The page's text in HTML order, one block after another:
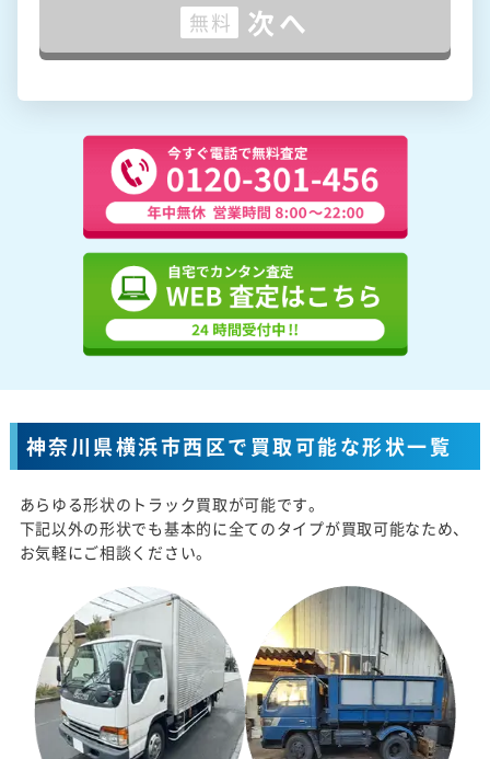
無料 次へ
神奈川県横浜市西区で買取可能な形状一覧
あらゆる形状のトラック買取が可能です。
下記以外の形状でも基本的に全てのタイプが買取可能なため、
お気軽にご相談ください。